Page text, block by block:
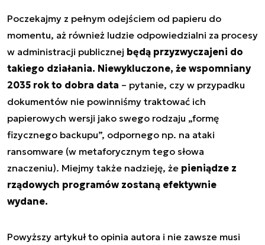
Poczekajmy z pełnym odejściem od papieru do
momentu, aż również ludzie odpowiedzialni za procesy
w administracji publicznej będą przyzwyczajeni do
takiego działania. Niewykluczone, że wspomniany
2035 rok to dobra data – pytanie, czy w przypadku
dokumentów nie powinniśmy traktować ich
papierowych wersji jako swego rodzaju „formę
fizycznego backupu”, odpornego np. na ataki
ransomware (w metaforycznym tego słowa
znaczeniu). Miejmy także nadzieję, że pieniądze z
rządowych programów zostaną efektywnie
wydane.
Powyższy artykuł to opinia autora i nie zawsze musi